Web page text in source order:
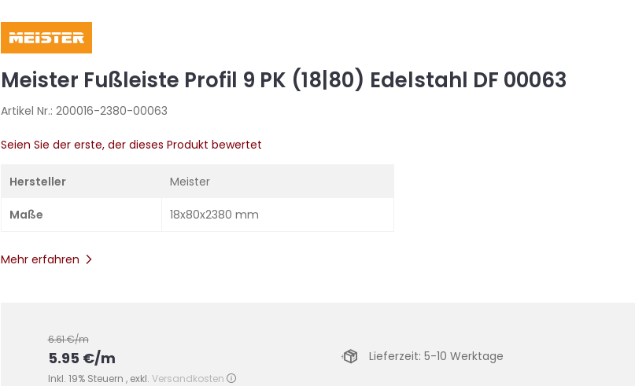
Meister Fußleiste Profil 9 PK (18|80) Edelstahl DF 00063
Artikel Nr.: 200016-2380-00063
Seien Sie der erste, der dieses Produkt bewertet
Hersteller Meister
Maße 18x80x2380 mm
Mehr erfahren
6.61€/m
5.95 €/m
Inkl. 19% Steuern , exkl. Versandkosten
Lieferzeit: 5-10 Werktage